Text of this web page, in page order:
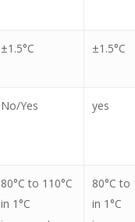
±1.5°C ±1.5°C
No/Yes yes
80°C to 110°C
in 1°C
80°C to
in 1°C